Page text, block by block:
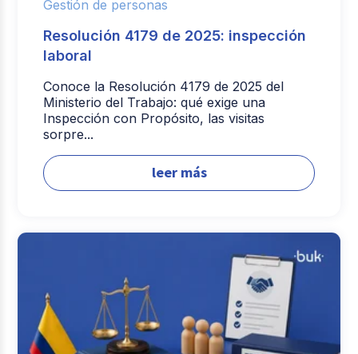
Gestión de personas
Resolución 4179 de 2025: inspección
laboral
Conoce la Resolución 4179 de 2025 del
Ministerio del Trabajo: qué exige una
Inspección con Propósito, las visitas
sorpre...
leer más